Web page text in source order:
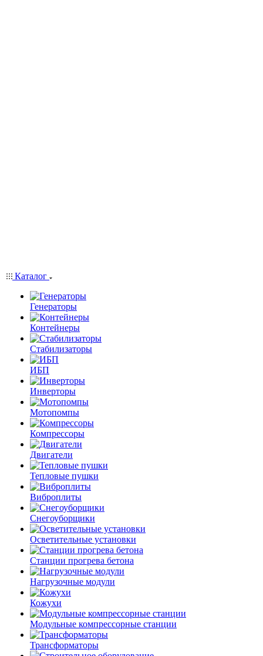
Каталог
Генераторы
Контейнеры
Стабилизаторы
ИБП
Инверторы
Мотопомпы
Компрессоры
Двигатели
Тепловые пушки
Виброплиты
Снегоуборщики
Осветительные установки
Станции прогрева бетона
Нагрузочные модули
Кожухи
Модульные компрессорные станции
Трансформаторы